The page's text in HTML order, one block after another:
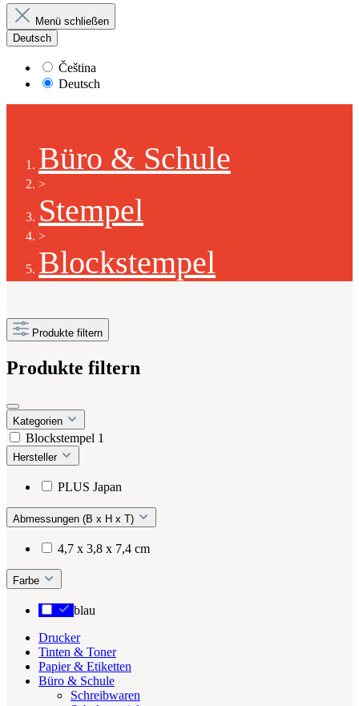
Menü schließen
Deutsch
Čeština
Deutsch
Büro & Schule
>
Stempel
>
Blockstempel
Produkte filtern
Produkte filtern
Kategorien
Blockstempel 1
Hersteller
PLUS Japan
Abmessungen (B x H x T)
4,7 x 3,8 x 7,4 cm
Farbe
blau
Drucker
Tinten & Toner
Papier & Etiketten
Büro & Schule
Schreibwaren